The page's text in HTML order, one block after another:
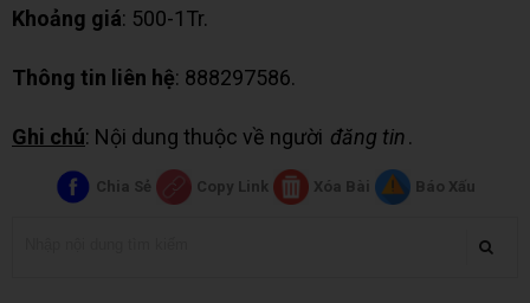
Khoảng giá: 500-1Tr.
Thông tin liên hệ: 888297586.
Ghi chú: Nội dung thuộc về người đăng tin.
Chia Sẻ Copy Link Xóa Bài Báo Xấu